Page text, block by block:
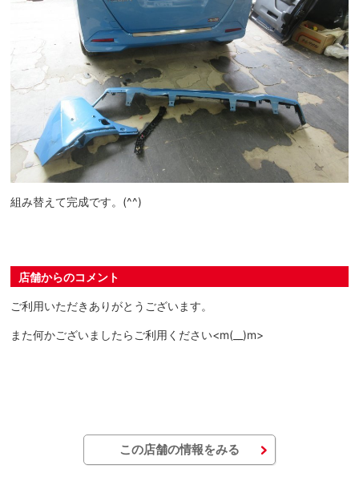
組み替えて完成です。(^^)
店舗からのコメント
ご利用いただきありがとうございます。
また何かございましたらご利用ください<m(__)m>
この店舗の情報をみる